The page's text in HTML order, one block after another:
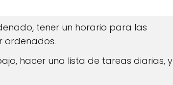
tener un horario para las
ordenados.
hacer una lista de tareas diarias, y